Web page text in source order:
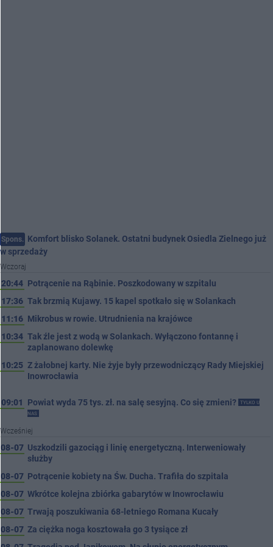
Spons. Komfort blisko Solanek. Ostatni budynek Osiedla Zielnego już
w sprzedaży
Wczoraj
20:44 Potrącenie na Rąbinie. Poszkodowany w szpitalu
17:36 Tak brzmią Kujawy. 15 kapel spotkało się w Solankach
11:16 Mikrobus w rowie. Utrudnienia na krajówce
10:34 Tak źle jest z wodą w Solankach. Wyłączono fontannę i
zaplanowano dolewkę
10:25 Z żałobnej karty. Nie żyje były przewodniczący Rady Miejskiej
Inowrocławia
09:01 Powiat wyda 75 tys. zł. na salę sesyjną. Co się zmieni?
TYLKO U
NAS
Wcześniej
08-07 Uszkodzili gazociąg i linię energetyczną. Interweniowały
służby
08-07 Potrącenie kobiety na Św. Ducha. Trafiła do szpitala
08-07 Wkrótce kolejna zbiórka gabarytów w Inowrocławiu
08-07 Trwają poszukiwania 68-letniego Romana Kucały
08-07 Za ciężka noga kosztowała go 3 tysiące zł